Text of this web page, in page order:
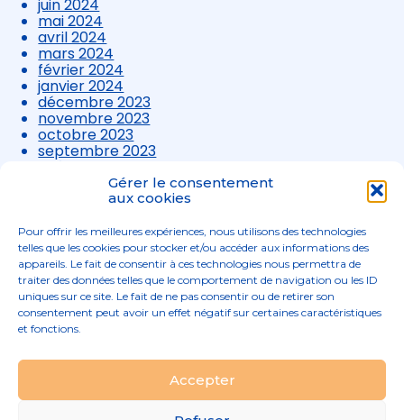
Gérer le consentement
aux cookies
Pour offrir les meilleures expériences, nous utilisons des technologies
telles que les cookies pour stocker et/ou accéder aux informations des
appareils. Le fait de consentir à ces technologies nous permettra de
traiter des données telles que le comportement de navigation ou les ID
uniques sur ce site. Le fait de ne pas consentir ou de retirer son
consentement peut avoir un effet négatif sur certaines caractéristiques
et fonctions.
Accepter
juin 2024
mai 2024
avril 2024
mars 2024
février 2024
janvier 2024
décembre 2023
novembre 2023
octobre 2023
septembre 2023
août 2023
juillet 2023
avril 2023
mars 2023
Principale
02 96 52 68 68